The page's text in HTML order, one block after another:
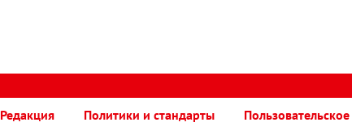
Редакция Политики и стандарты